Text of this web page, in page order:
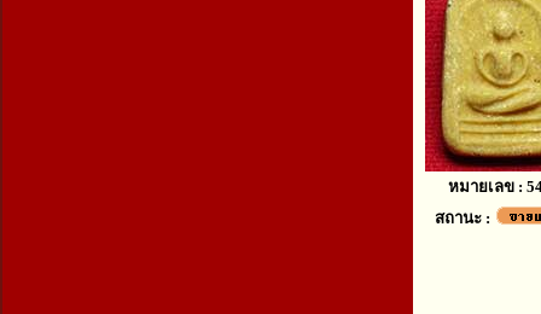
หมายเลข :
สถานะ :